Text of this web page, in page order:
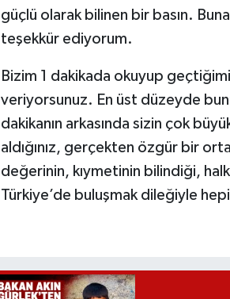
güçlü olarak bilinen bir basın.
teşekkür ediyorum.
Bizim 1 dakikada okuyup
veriyorsunuz. En üst düzeyde
dakikanın arkasında sizin çok
aldığınız, gerçekten özgür bir
değerinin, kıymetinin bilindiği,
Türkiye’de buluşmak dileğiyle